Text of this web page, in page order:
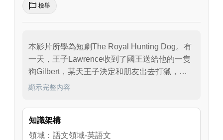
檢舉
本影片所學為短劇The Royal Hunting Dog。有
一天，王子Lawrence收到了國王送給他的一隻
狗Gilbert，某天王子決定和朋友出去打獵，於
是叫上全部的狗，除了Gilbert，所有的狗一擁
Gilbert待在城堡門口，稍後回來時他們發現
Gilbert全身是傷，王子聯想到弟弟還在屋內，
加上看到一片狼藉，以為是Gilbert傷害了弟
顯示完整內容
知識架構
領域：語文領域-英語文